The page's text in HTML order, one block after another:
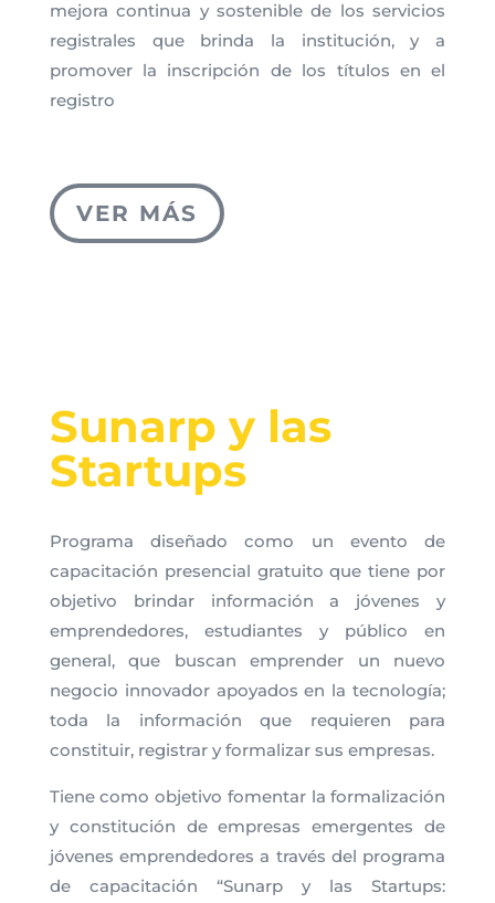
mejora continua y sostenible de los servicios
registrales que brinda la institución, y a
promover la inscripción de los títulos en el
registro
VER MÁS
Sunarp y las
Startups
Programa diseñado como un evento de
capacitación presencial gratuito que tiene por
objetivo brindar información a jóvenes y
emprendedores, estudiantes y público en
general, que buscan emprender un nuevo
negocio innovador apoyados en la tecnología;
toda la información que requieren para
constituir, registrar y formalizar sus empresas.
Tiene como objetivo fomentar la formalización
y constitución de empresas emergentes de
jóvenes emprendedores a través del programa
de capacitación “Sunarp y las Startups: